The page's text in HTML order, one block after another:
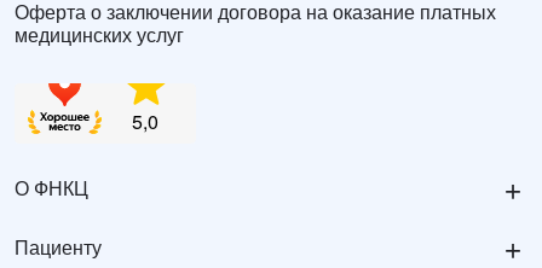
Оферта о заключении договора на оказание платных
медицинских услуг
О ФНКЦ +
Пациенту +